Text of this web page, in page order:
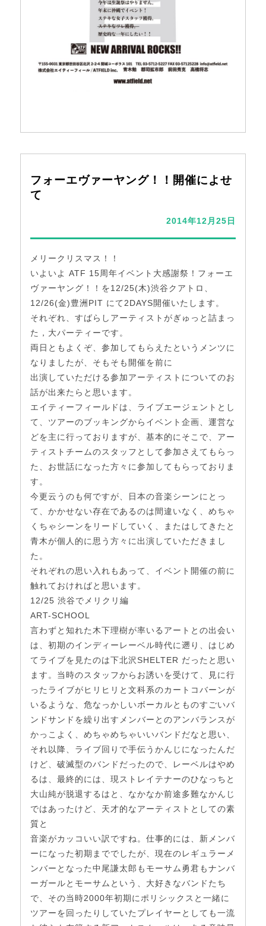
フォーエヴァーヤング！！開催によせ
て
2014年12月25日
メリークリスマス！！
いよいよ ATF 15周年イベント大感謝祭！フォーエ
ヴァーヤング！！を12/25(木)渋谷クアトロ、
12/26(金)豊洲PIT にて2DAYS開催いたします。
それぞれ、すばらしアーティストがぎゅっと詰まっ
た，大パーティーです。
両日ともよくぞ、参加してもらえたというメンツに
なりましたが、そもそも開催を前に
出演していただける参加アーティストについてのお
話が出来たらと思います。
エイティーフィールドは、ライブエージェントとし
て、ツアーのブッキングからイベント企画、運営な
どを主に行っておりますが、基本的にそこで、アー
ティストチームのスタッフとして参加さえてもらっ
た、お世話になった方々に参加してもらっておりま
す。
今更云うのも何ですが、日本の音楽シーンにとっ
て、かかせない存在であるのは間違いなく、めちゃ
くちゃシーンをリードしていく、またはしてきたと
青木が個人的に思う方々に出演していただきまし
た。
それぞれの思い入れもあって、イベント開催の前に
触れておければと思います。
12/25 渋谷でメリクリ編
ART-SCHOOL
言わずと知れた木下理樹が率いるアートとの出会い
は、初期のインディーレーベル時代に遡り、はじめ
てライブを見たのは下北沢SHELTER だったと思い
ます。当時のスタッフからお誘いを受けて、見に行
ったライブがヒリヒリと文科系のカートコバーンが
いるような、危なっかしいボーカルとものすごいバ
ンドサンドを繰り出すメンバーとのアンバランスが
かっこよく、めちゃめちゃいいバンドだなと思い、
それ以降、ライブ回りで手伝うかんじになったんだ
けど、破滅型のバンドだったので、レーベルはやめ
るは、最終的には、現ストレイテナーのひなっちと
大山純が脱退するはと、なかなか前途多難なかんじ
ではあったけど、天才的なアーティストとしての素
質と
音楽がカッコいい訳ですね。仕事的には、新メンバ
ーになった初期まででしたが、現在のレギュラーメ
ンバーとなった中尾謙太郎もモーサム勇君もナンバ
ーガールとモーサムという、大好きなバンドたち
で、その当時2000年初期にポリシックスと一緒に
ツアーを回ったりしていたプレイヤーとしても一流